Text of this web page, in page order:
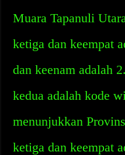
Muara Tapanuli
ketiga dan keempat
dan keenam adalah
kedua adalah kode
menunjukkan
ketiga dan keempat